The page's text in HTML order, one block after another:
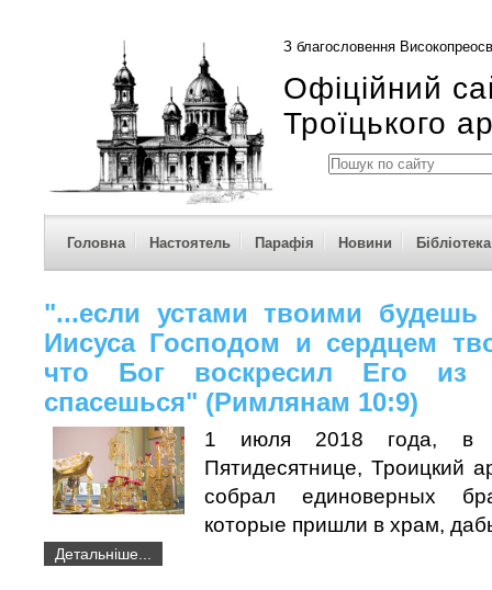
З благословення
Офіційний
Троїцького
Головна Настоятель Парафія Новини Бібліотека
"...если устами твоими будешь
Иисуса Господом и сердцем
что Бог воскресил Его из
спасешься" (Римлянам 10:9)
1 июля 2018 года, в
Пятидесятнице, Троицкий
собрал единоверных
которые пришли в храм,
Детальніше...